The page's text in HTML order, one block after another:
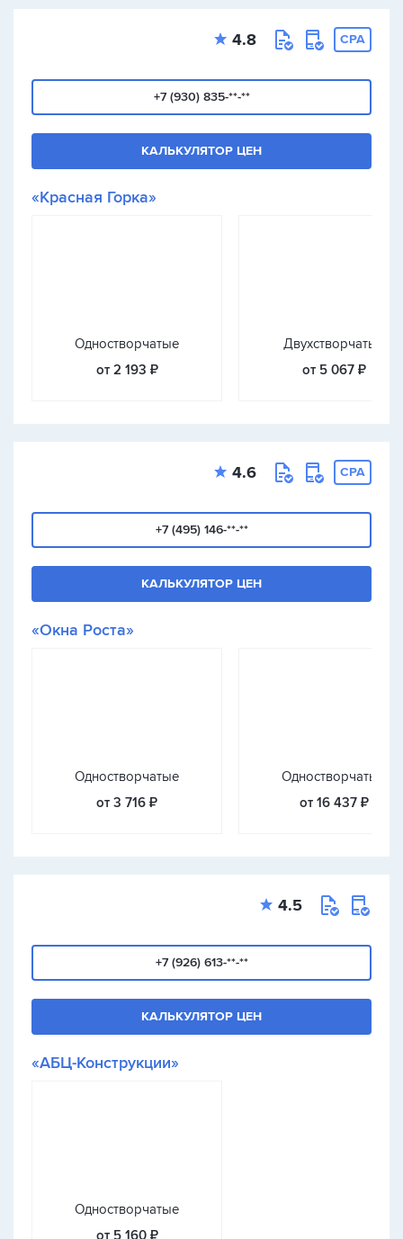
4.8 CPA
+7 (930) 835-**-**
КАЛЬКУЛЯТОР ЦЕН
«Красная Горка»
Одностворчатые
от 2 193 ₽
Двухстворчатые
от 5 067 ₽
4.6 CPA
+7 (495) 146-**-**
КАЛЬКУЛЯТОР ЦЕН
«Окна Роста»
Одностворчатые
от 3 716 ₽
Одностворчатые
от 16 437 ₽
4.5
+7 (926) 613-**-**
КАЛЬКУЛЯТОР ЦЕН
«АБЦ-Конструкции»
Одностворчатые
от 5 160 ₽